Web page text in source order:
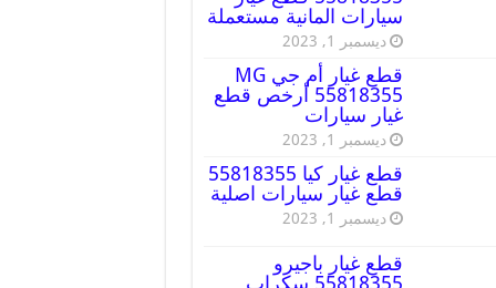
سيارات المانية مستعملة
ديسمبر 1, 2023
قطع غيار أم جي MG
55818355 أرخص قطع
غيار سيارات
ديسمبر 1, 2023
قطع غيار كيا 55818355
قطع غيار سيارات اصلية
ديسمبر 1, 2023
قطع غيار باجيرو
55818355 سكراب